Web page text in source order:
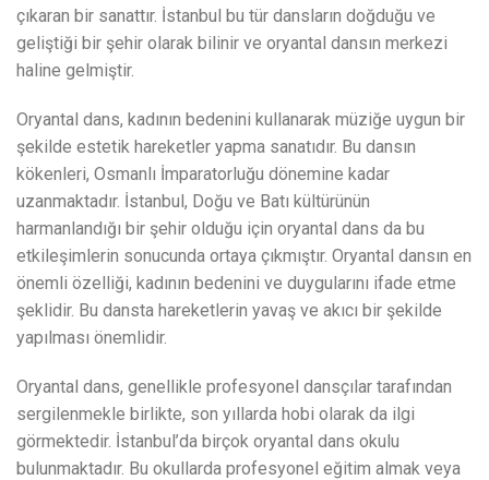
çıkaran bir sanattır. İstanbul bu tür dansların doğduğu ve
geliştiği bir şehir olarak bilinir ve oryantal dansın merkezi
haline gelmiştir.
Oryantal dans, kadının bedenini kullanarak müziğe uygun bir
şekilde estetik hareketler yapma sanatıdır. Bu dansın
kökenleri, Osmanlı İmparatorluğu dönemine kadar
uzanmaktadır. İstanbul, Doğu ve Batı kültürünün
harmanlandığı bir şehir olduğu için oryantal dans da bu
etkileşimlerin sonucunda ortaya çıkmıştır. Oryantal dansın en
önemli özelliği, kadının bedenini ve duygularını ifade etme
şeklidir. Bu dansta hareketlerin yavaş ve akıcı bir şekilde
yapılması önemlidir.
Oryantal dans, genellikle profesyonel dansçılar tarafından
sergilenmekle birlikte, son yıllarda hobi olarak da ilgi
görmektedir. İstanbul’da birçok oryantal dans okulu
bulunmaktadır. Bu okullarda profesyonel eğitim almak veya